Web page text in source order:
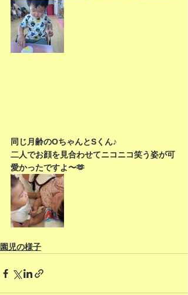
同じ月齢のOちゃんとSくん♪
二人でお顔を見合わせてニコニコ笑う姿が可
愛かったですよ〜🫶
園児の様子